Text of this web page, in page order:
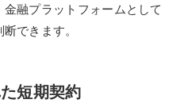
融プラットフォームとして
できます。
短期契約